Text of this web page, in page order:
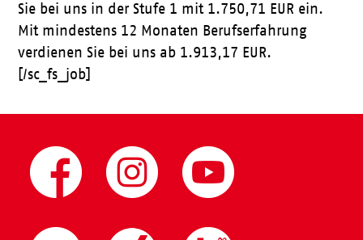
Sie bei uns in der Stufe 1 mit 1.750,71 EUR ein.
Mit mindestens 12 Monaten Berufserfahrung
verdienen Sie bei uns ab 1.913,17 EUR.
[/sc_fs_job]